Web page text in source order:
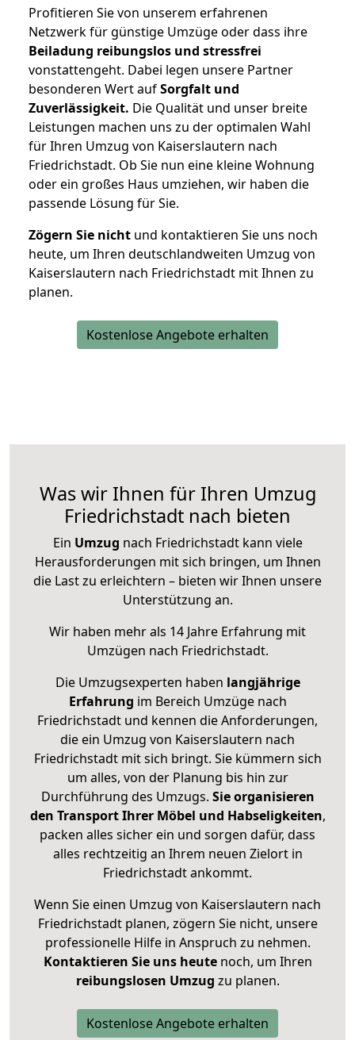
Profitieren Sie von unserem erfahrenen
Netzwerk für günstige Umzüge oder dass ihre
Beiladung reibungslos und stressfrei
vonstattengeht. Dabei legen unsere Partner
besonderen Wert aufSorgfalt und
Zuverlässigkeit. Die Qualität und unser breite
Leistungen machen uns zu der optimalen Wahl
für Ihren Umzug von Kaiserslautern nach
Friedrichstadt. Ob Sie nun eine kleine Wohnung
oder ein großes Haus umziehen, wir haben die
passende Lösung für Sie.
Zögern Sie nicht und kontaktieren Sie uns noch
heute, um Ihren deutschlandweiten Umzug von
Kaiserslautern nach Friedrichstadt mit Ihnen zu
planen.
Kostenlose Angebote erhalten
Was wir Ihnen für Ihren Umzug
Friedrichstadt nach bieten
Ein Umzug nach Friedrichstadt kann viele
Herausforderungen mit sich bringen, um Ihnen
die Last zu erleichtern – bieten wir Ihnen unsere
Unterstützung an.
Wir haben mehr als 14 Jahre Erfahrung mit
Umzügen nach Friedrichstadt.
Die Umzugsexperten haben langjährige
Erfahrung im Bereich Umzüge nach
Friedrichstadt und kennen die Anforderungen,
die ein Umzug von Kaiserslautern nach
Friedrichstadt mit sich bringt. Sie kümmern sich
um alles, von der Planung bis hin zur
Durchführung des Umzugs. Sie organisieren
den Transport Ihrer Möbel und Habseligkeiten,
packen alles sicher ein und sorgen dafür, dass
alles rechtzeitig an Ihrem neuen Zielort in
Friedrichstadt ankommt.
Wenn Sie einen Umzug von Kaiserslautern nach
Friedrichstadt planen, zögern Sie nicht, unsere
professionelle Hilfe in Anspruch zu nehmen.
Kontaktieren Sie uns heutenoch, um Ihren
reibungslosen Umzug zu planen.
Kostenlose Angebote erhalten